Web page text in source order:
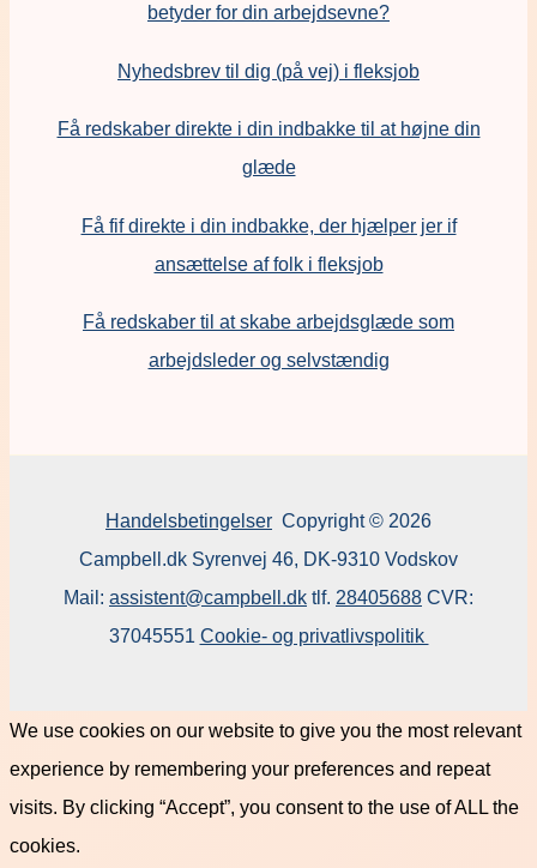
betyder for din arbejdsevne?
Nyhedsbrev til dig (på vej) i fleksjob
Få redskaber direkte i din indbakke til at højne din
glæde
Få fif direkte i din indbakke, der hjælper jer if
ansættelse af folk i fleksjob
Få redskaber til at skabe arbejdsglæde som
arbejdsleder og selvstændig
Handelsbetingelser Copyright © 2026
Campbell.dk Syrenvej 46, DK-9310 Vodskov
Mail: assistent@campbell.dk tlf. 28405688 CVR:
37045551 Cookie- og privatlivspolitik
We use cookies on our website to give you the most relevant
experience by remembering your preferences and repeat
visits. By clicking “Accept”, you consent to the use of ALL the
cookies.